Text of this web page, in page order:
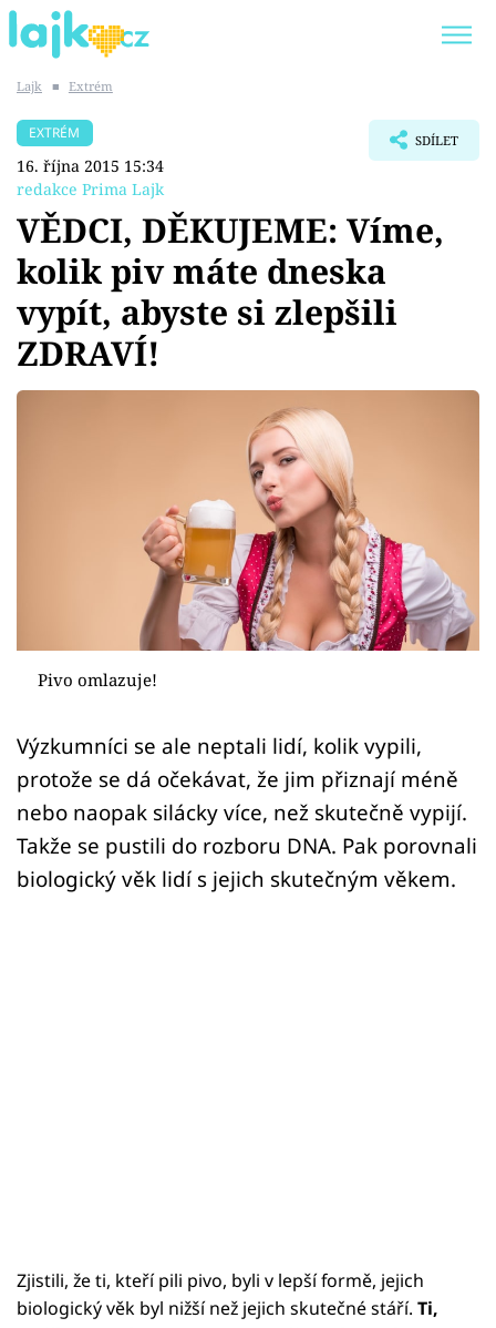
SHOPAHOLICADEL
Témata
Showbyznys
Youtubeři
Sledujte prima+
Přihlášení
Sledujte nás
Lajk ■ Extrém
EXTRÉM
16. října 2015 15:34
redakce Prima Lajk
SDÍLET
VĚDCI, DĚKUJEME: Víme,
kolik piv máte dneska
vypít, abyste si zlepšili
ZDRAVÍ!
Pivo omlazuje!
Výzkumníci se ale neptali lidí, kolik vypili,
protože se dá očekávat, že jim přiznají méně
nebo naopak silácky více, než skutečně vypijí.
Takže se pustili do rozboru DNA. Pak porovnali
biologický věk lidí s jejich skutečným věkem.
Zjistili, že ti, kteří pili pivo, byli v lepší formě, jejich
biologický věk byl nižší než jejich skutečné stáří. Ti,